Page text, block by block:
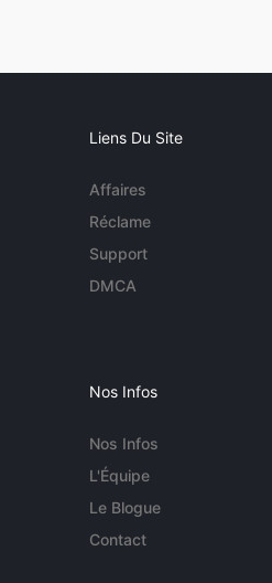
Liens Du Site
Affaires
Réclame
Support
DMCA
Nos Infos
Nos Infos
L'Équipe
Le Blogue
Contact